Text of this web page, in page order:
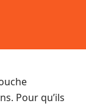
Pour qu’ils